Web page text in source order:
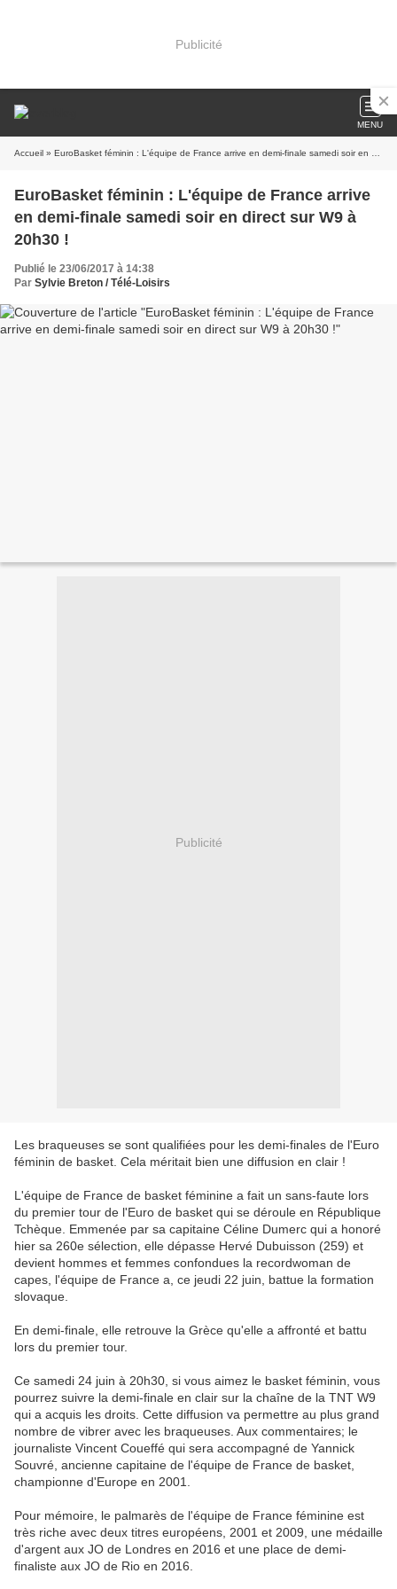
Publicité
MENU
Accueil » EuroBasket féminin : L'équipe de France arrive en demi-finale samedi soir en direct sur W9 à 20h30 !
EuroBasket féminin : L'équipe de France arrive
en demi-finale samedi soir en direct sur W9 à
20h30 !
Publié le 23/06/2017 à 14:38
Par Sylvie Breton / Télé-Loisirs
Publicité
Les braqueuses se sont qualifiées pour les demi-finales de l'Euro
féminin de basket. Cela méritait bien une diffusion en clair !
L'équipe de France de basket féminine a fait un sans-faute lors
du premier tour de l'Euro de basket qui se déroule en République
Tchèque. Emmenée par sa capitaine Céline Dumerc qui a honoré
hier sa 260e sélection, elle dépasse Hervé Dubuisson (259) et
devient hommes et femmes confondues la recordwoman de
capes, l'équipe de France a, ce jeudi 22 juin, battue la formation
slovaque.
En demi-finale, elle retrouve la Grèce qu'elle a affronté et battu
lors du premier tour.
Ce samedi 24 juin à 20h30, si vous aimez le basket féminin, vous
pourrez suivre la demi-finale en clair sur la chaîne de la TNT W9
qui a acquis les droits. Cette diffusion va permettre au plus grand
nombre de vibrer avec les braqueuses. Aux commentaires; le
journaliste Vincent Coueffé qui sera accompagné de Yannick
Souvré, ancienne capitaine de l'équipe de France de basket,
championne d'Europe en 2001.
Pour mémoire, le palmarès de l'équipe de France féminine est
très riche avec deux titres européens, 2001 et 2009, une médaille
d'argent aux JO de Londres en 2016 et une place de demi-
finaliste aux JO de Rio en 2016.